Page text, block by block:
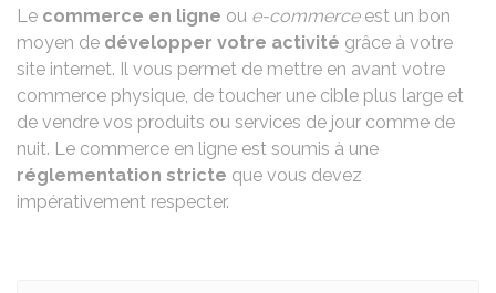
Le commerce en ligne ou e-commerceest un bon
moyen de développer votre activité grâce à votre
site internet. Il vous permet de mettre en avant votre
commerce physique, de toucher une cible plus large et
de vendre vos produits ou services de jour comme de
nuit. Le commerce en ligne est soumis à une
réglementation stricte que vous devez
impérativement respecter.